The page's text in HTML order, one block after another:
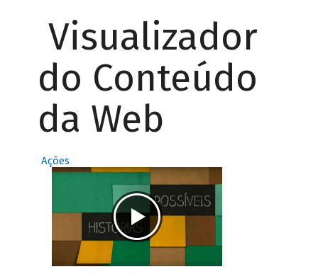
Visualizador
do Conteúdo
da Web
Ações